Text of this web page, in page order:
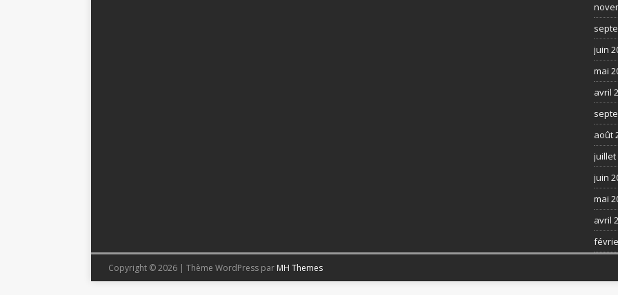
juin
mai
avril
août
juillet
juin
mai
avril
Copyright © 2026 | Thème WordPress par MH Themes